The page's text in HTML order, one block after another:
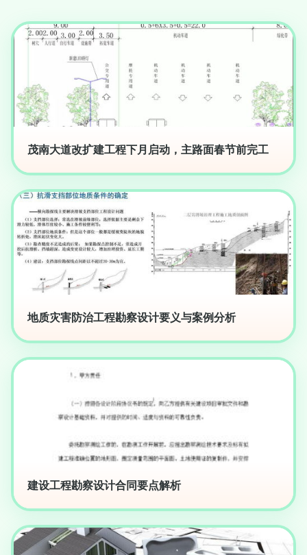
茂南大道改扩建工程下月启动，主路面春节前完工
地质灾害防治工程勘察设计要义与案例分析
建设工程勘察设计合同要点解析